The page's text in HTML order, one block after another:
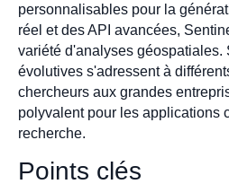
personnalisables pour la
réel et des API avancées,
variété d'analyses géospatiales.
évolutives s'adressent à
chercheurs aux grandes
polyvalent pour les applications
recherche.
Points clés